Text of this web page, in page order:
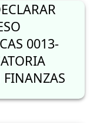
0013-
FINANZAS